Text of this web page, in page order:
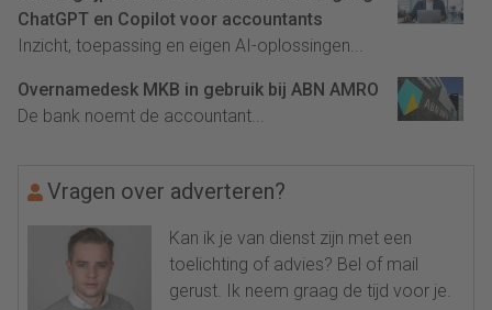
ChatGPT en Copilot voor accountants
Inzicht, toepassing en eigen AI-oplossingen...
Overnamedesk MKB in gebruik bij ABN AMRO
De bank noemt de accountant...
Vragen over adverteren?
Kan ik je van dienst zijn met een
toelichting of advies? Bel of mail
gerust. Ik neem graag de tijd voor je.